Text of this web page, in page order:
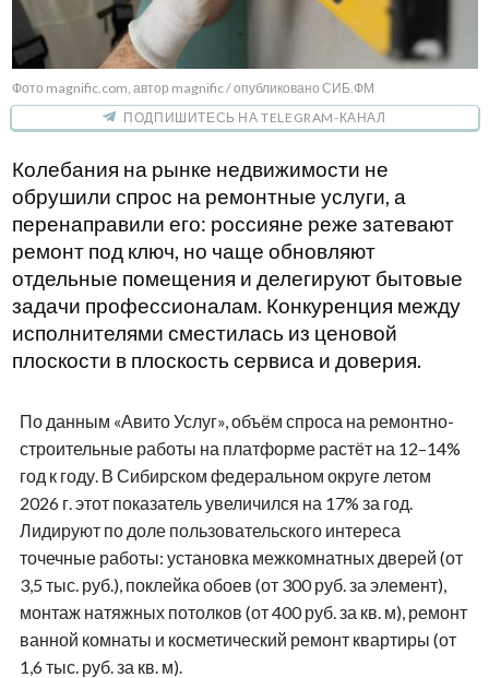
Фото magnific.com, автор magnific / опубликовано СИБ.ФМ
ПОДПИШИТЕСЬ НА TELEGRAM-КАНАЛ
Колебания на рынке недвижимости не
обрушили спрос на ремонтные услуги, а
перенаправили его: россияне реже затевают
ремонт под ключ, но чаще обновляют
отдельные помещения и делегируют бытовые
задачи профессионалам. Конкуренция между
исполнителями сместилась из ценовой
плоскости в плоскость сервиса и доверия.
По данным «Авито Услуг», объём спроса на ремонтно-
строительные работы на платформе растёт на 12–14%
год к году. В Сибирском федеральном округе летом
2026 г. этот показатель увеличился на 17% за год.
Лидируют по доле пользовательского интереса
точечные работы: установка межкомнатных дверей (от
3,5 тыс. руб.), поклейка обоев (от 300 руб. за элемент),
монтаж натяжных потолков (от 400 руб. за кв. м), ремонт
ванной комнаты и косметический ремонт квартиры (от
1,6 тыс. руб. за кв. м).